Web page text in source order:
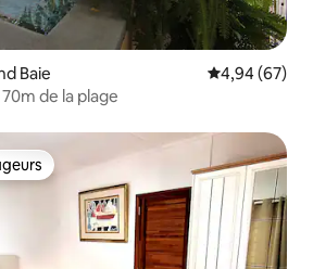
Baie Évaluation
4,94 (67)
de la plage